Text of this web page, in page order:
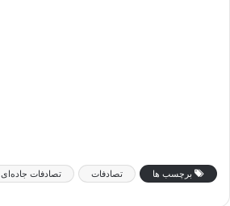
برچسب ها تصادفات تصادفات جاده‌ای